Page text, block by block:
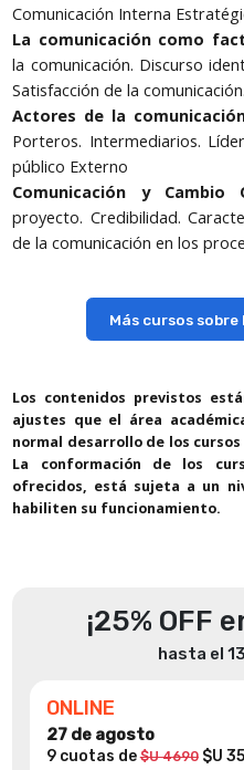
Comunicación Interna
La comunicación como
la comunicación. Discurso
Satisfacción de la
Actores de la
Porteros. Intermediarios.
público Externo
Comunicación y Cambio
proyecto. Credibilidad.
de la comunicación en los
Más cursos
Los contenidos previstos
ajustes que el área
normal desarrollo de los
La conformación de los
ofrecidos, está sujeta a un
habiliten su funcionamiento.
¡25% OFF
hasta el
ONLINE
27 de agosto
9 cuotas de$U 4690$U